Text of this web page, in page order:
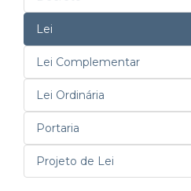
Lei
Lei Complementar
Lei Ordinária
Portaria
Projeto de Lei